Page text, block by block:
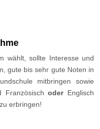
wählt, sollte Interesse und
gute bis sehr gute Noten in
mitbringen sowie
FranzösischoderEnglisch
erbringen!